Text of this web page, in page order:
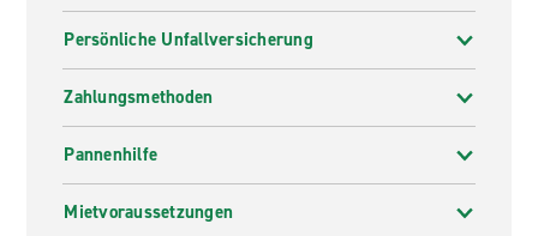
Persönliche Unfallversicherung
Zahlungsmethoden
Pannenhilfe
Mietvoraussetzungen